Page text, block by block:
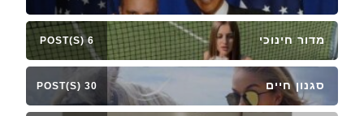
מדור חינוכי 6 POST(S)
סגנון חיים 30 POST(S)